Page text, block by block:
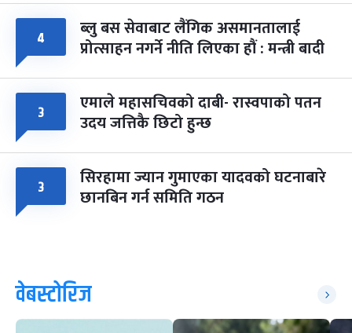
४ ब्लु बस सेवाबाट लैंगिक असमानतालाई
प्रोत्साहन नगर्ने नीति लिएका हौं : मन्त्री बादी
३ एमाले महासचिवको दाबी- रास्वपाको पतन
उदय जत्तिकै छिटो हुन्छ
३ सिरहामा ज्यान गुमाएका यादवको घटनाबारे
छानबिन गर्न समिति गठन
वेबस्टोरिज